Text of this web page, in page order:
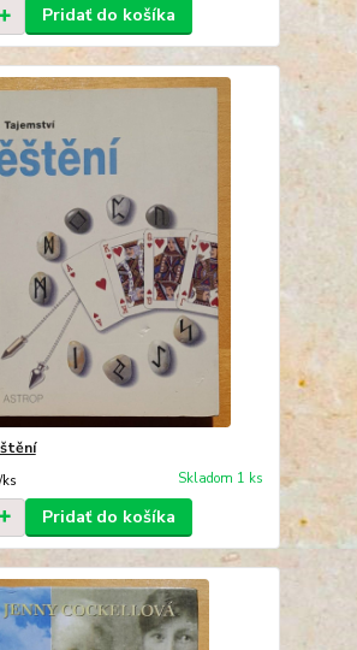
Pridať do košíka
ks Skladom 1 ks
Pridať do košíka